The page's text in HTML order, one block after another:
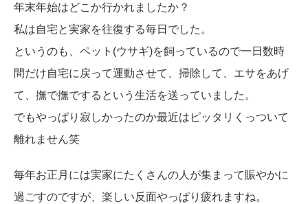
年末年始はどこか行かれましたか？
私は自宅と実家を往復する毎日でした。
というのも、ペット(ウサギ)を飼っているので一日数時
間だけ自宅に戻って運動させて、掃除して、エサをあげ
て、撫で撫でするという生活を送っていました。
でもやっぱり寂しかったのか最近はピッタリくっついて
離れません笑
毎年お正月には実家にたくさんの人が集まって賑やかに
過ごすのですが、楽しい反面やっぱり疲れますね。